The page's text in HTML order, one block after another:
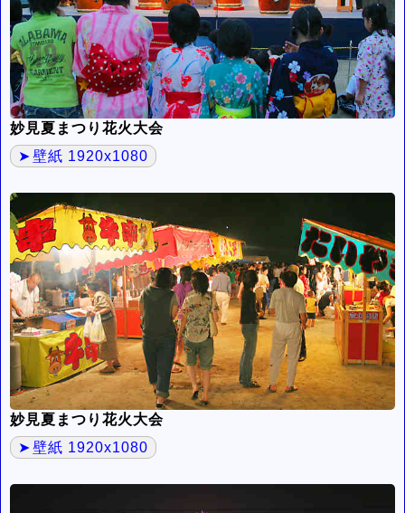
妙見夏まつり花火大会
壁紙 1920x1080
妙見夏まつり花火大会
壁紙 1920x1080